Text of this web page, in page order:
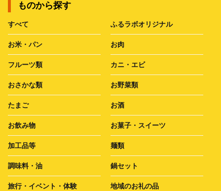
ものから探す
すべて ふるラボオリジナル
お米・パン お肉
フルーツ類 カニ・エビ
おさかな類 お野菜類
たまご お酒
お飲み物 お菓子・スイーツ
加工品等 麺類
調味料・油 鍋セット
旅行・イベント・体験 地域のお礼の品